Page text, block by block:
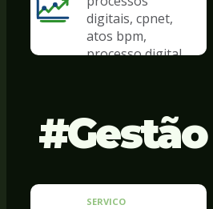
digitais, cpnet,
atos bpm,
processo digital
Gestão
SERVICO